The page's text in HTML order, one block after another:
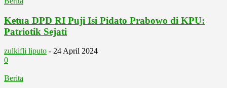
Ketua DPD RI Puji Isi Pidato Prabowo di KPU:
Patriotik Sejati
zulkifli liputo - 24 April 2024
0
Berita